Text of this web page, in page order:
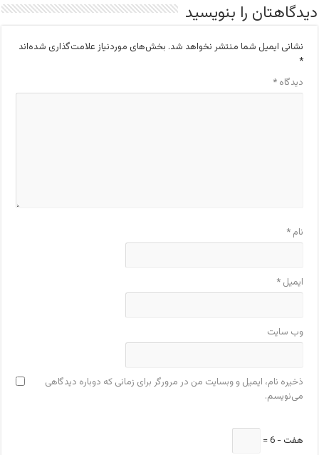
دیدگاهتان را بنویسید
نشانی ایمیل شما منتشر نخواهد شد. بخش‌های موردنیاز علامت‌گذاری شده‌اند
*
دیدگاه*
نام*
ایمیل*
وب‌ سایت
ذخیره نام، ایمیل و وبسایت من در مرورگر برای زمانی که دوباره دیدگاهی
می‌نویسم.
هفت − 6 =